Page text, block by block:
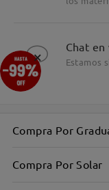
Chat
Estamos
Compra Por
Compra Por Solar
×